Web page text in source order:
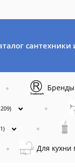
сантехники
Бренды
Для кухни